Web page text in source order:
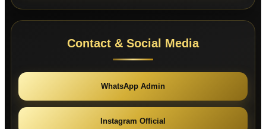
Contact & Social Media
WhatsApp Admin
Instagram Official